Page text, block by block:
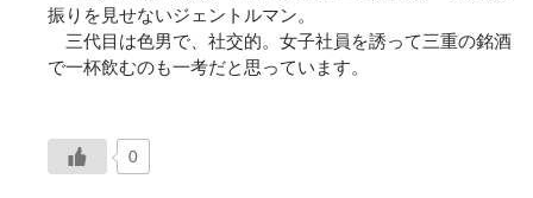
振りを見せないジェントルマン。
三代目は色男で、社交的。女子社員を誘って三重の銘酒
で一杯飲むのも一考だと思っています。
0